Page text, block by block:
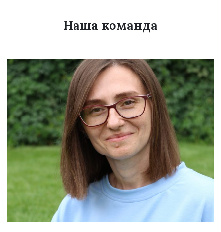
Наша команда